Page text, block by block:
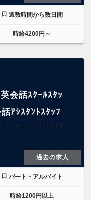
週数時間から数日間
時給4200円～
会話ｽｸｰﾙｽﾀｯ
ｱｼｽﾀﾝﾄｽﾀｯﾌ
過去の求人
パート・アルバイト
時給1200円以上